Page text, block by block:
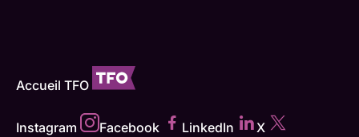
Accueil TFO
Instagram Facebook LinkedIn X